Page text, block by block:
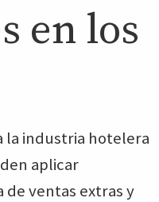
en los
la industria hotelera
aplicar
ventas extras y